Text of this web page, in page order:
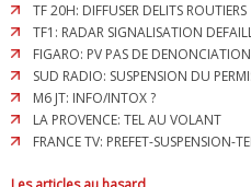
TF 20H: DIFFUSER DELITS ROUTIERS
TF1: RADAR SIGNALISATION
FIGARO: PV PAS DE
SUD RADIO: SUSPENSION DU
M6 JT: INFO/INTOX ?
LA PROVENCE: TEL AU VOLANT
FRANCE TV: PREFET-SUSPENSION-